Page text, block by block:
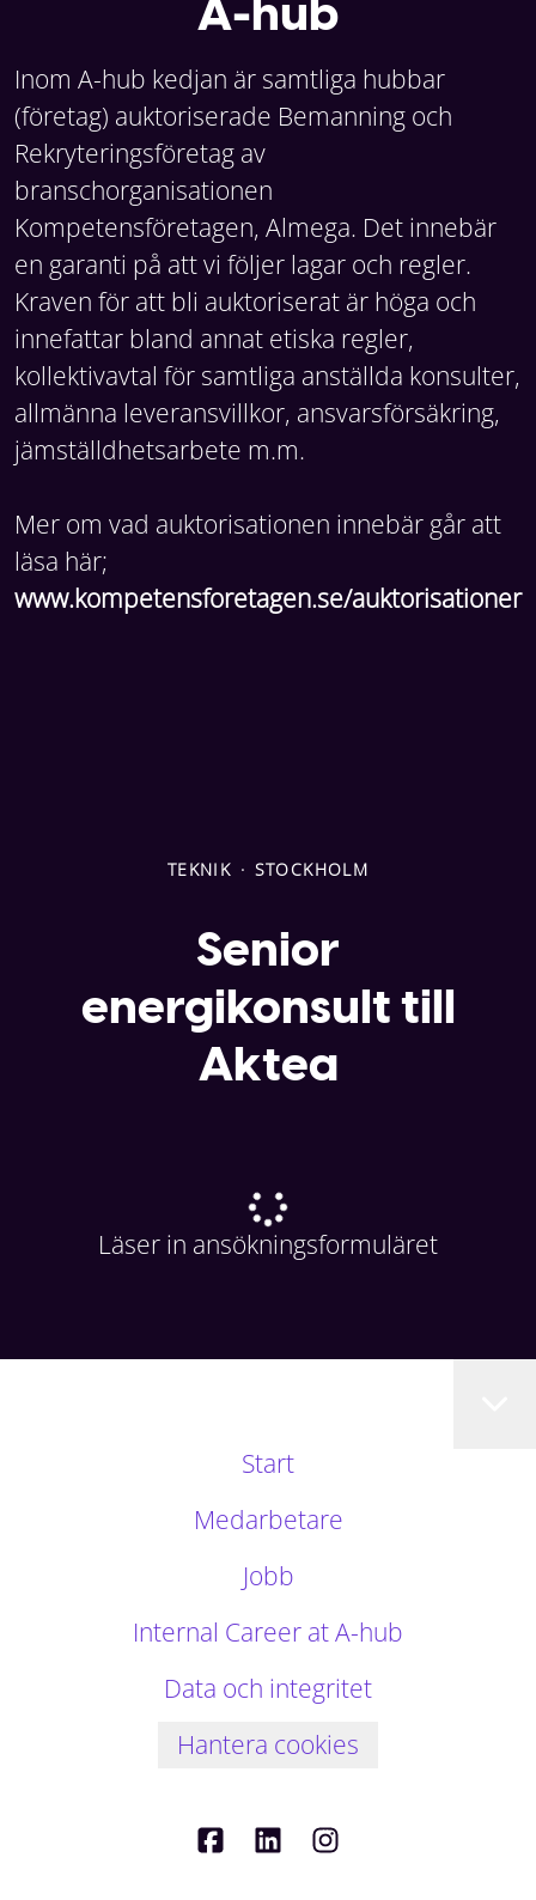
A-hub
Inom A-hub kedjan är samtliga hubbar
(företag) auktoriserade Bemanning och
Rekryteringsföretag av
branschorganisationen
Kompetensföretagen, Almega. Det innebär
en garanti på att vi följer lagar och regler.
Kraven för att bli auktoriserat är höga och
innefattar bland annat etiska regler,
kollektivavtal för samtliga anställda konsulter,
allmänna leveransvillkor, ansvarsförsäkring,
jämställdhetsarbete m.m.
Mer om vad auktorisationen innebär går att
läsa här;
www.kompetensforetagen.se/auktorisationer
TEKNIK · STOCKHOLM
Senior
energikonsult till
Aktea
Läser in ansökningsformuläret
Start
Medarbetare
Jobb
Internal Career at A-hub
Data och integritet
Hantera cookies